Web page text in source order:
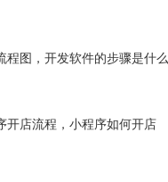
程图，开发软件的步骤是什么
开店流程，小程序如何开店